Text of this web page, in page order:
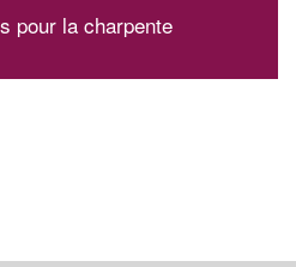
pour la charpente